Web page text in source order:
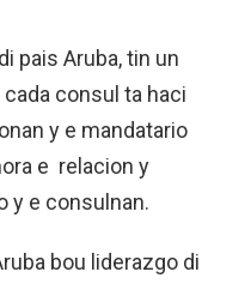
pais Aruba, tin un
consul ta haci
y e mandatario
e relacion y
y e consulnan.
bou liderazgo di